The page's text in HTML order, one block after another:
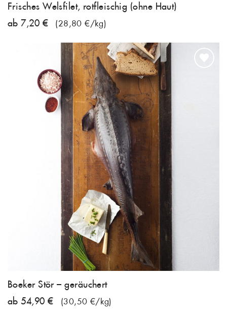
Frisches Welsfilet, rotfleischig (ohne Haut)
ab 7,20 €
(28,80 €/kg)
Boeker Stör – geräuchert
ab 54,90 €
(30,50 €/kg)